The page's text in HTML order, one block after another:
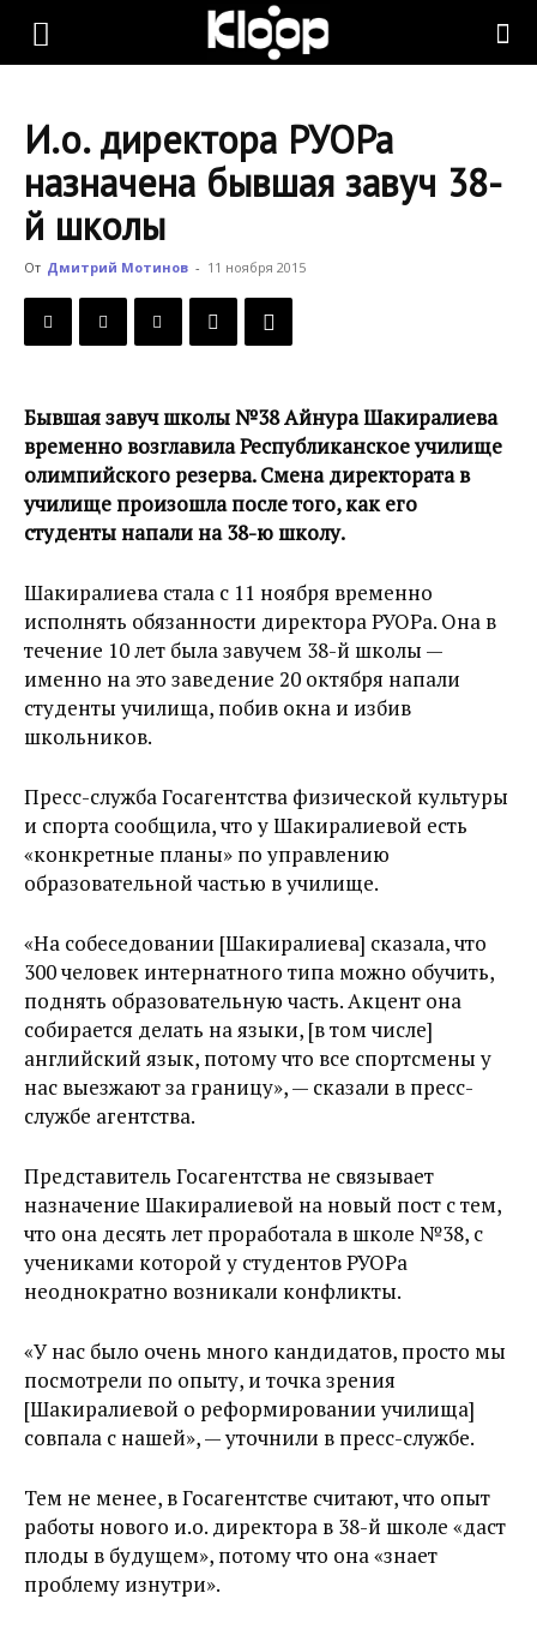
KLOOP.KG
Новости
Кыргызстана
И.о. директора РУОРа
назначена бывшая завуч 38-
й школы
От Дмитрий Мотинов - 11 ноября 2015
Бывшая завуч школы №38 Айнура Шакиралиева
временно возглавила Республиканское училище
олимпийского резерва. Смена директората в
училище произошла после того, как его
студенты напали на 38-ю школу.
Шакиралиева стала с 11 ноября временно
исполнять обязанности директора РУОРа. Она в
течение 10 лет была завучем 38-й школы —
именно на это заведение 20 октября напали
студенты училища, побив окна и избив
школьников.
Пресс-служба Госагентства физической культуры
и спорта сообщила, что у Шакиралиевой есть
«конкретные планы» по управлению
образовательной частью в училище.
«На собеседовании [Шакиралиева] сказала, что
300 человек интернатного типа можно обучить,
поднять образовательную часть. Акцент она
собирается делать на языки, [в том числе]
английский язык, потому что все спортсмены у
нас выезжают за границу», — сказали в пресс-
службе агентства.
Представитель Госагентства не связывает
назначение Шакиралиевой на новый пост с тем,
что она десять лет проработала в школе №38, с
учениками которой у студентов РУОРа
неоднократно возникали конфликты.
«У нас было очень много кандидатов, просто мы
посмотрели по опыту, и точка зрения
[Шакиралиевой о реформировании училища]
совпала с нашей», — уточнили в пресс-службе.
Тем не менее, в Госагентстве считают, что опыт
работы нового и.о. директора в 38-й школе «даст
плоды в будущем», потому что она «знает
проблему изнутри».